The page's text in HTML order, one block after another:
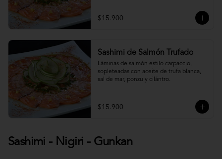
$15.900
Sashimi de Salmón Trufado
Láminas de salmón estilo carpaccio,
sopleteadas con aceite de trufa blanca,
sal de mar, ponzu y cilántro.
$15.900
Sashimi - Nigiri - Gunkan